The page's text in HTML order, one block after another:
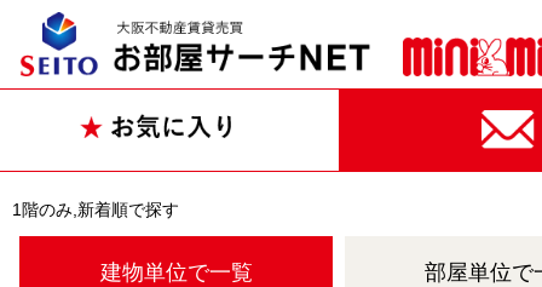
1階のみ,新着順で探す
建物単位で一覧 部屋単位で